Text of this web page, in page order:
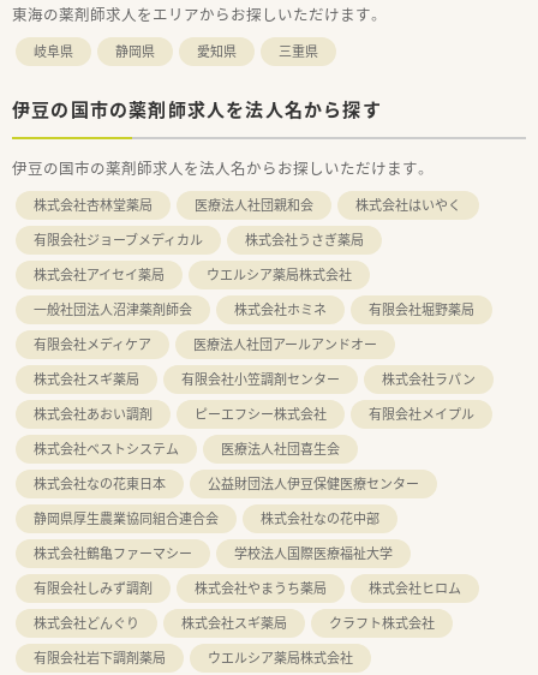
東海の薬剤師求人をエリアからお探しいただけます。
岐阜県 静岡県 愛知県 三重県
伊豆の国市の薬剤師求人を法人名から探す
伊豆の国市の薬剤師求人を法人名からお探しいただけます。
株式会社杏林堂薬局 医療法人社団親和会
株式会社はいやく
有限会社ジョーブメディカル
株式会社うさぎ薬局
株式会社アイセイ薬局
ウエルシア薬局株式会社
一般社団法人沼津薬剤師会
株式会社ホミネ
有限会社堀野薬局
有限会社メディケア
医療法人社団アールアンドオー
株式会社スギ薬局
有限会社小笠調剤センター
株式会社ラパン
株式会社あおい調剤
ピーエフシー株式会社
有限会社メイプル
株式会社ベストシステム
医療法人社団喜生会
株式会社なの花東日本
公益財団法人伊豆保健医療センター
静岡県厚生農業協同組合連合会
株式会社なの花中部
株式会社鶴亀ファーマシー
学校法人国際医療福祉大学
有限会社しみず調剤
株式会社やまうち薬局
株式会社ヒロム
株式会社どんぐり
株式会社スギ薬局
クラフト株式会社
有限会社岩下調剤薬局
ウエルシア薬局株式会社